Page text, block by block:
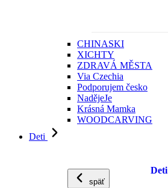
CHINASKI
XICHTY
ZDRAVÁ MĚSTA
Via Czechia
Podporujem česko
NadějeJe
Krásná Mamka
WOODCARVING
Deti
späť
Deti